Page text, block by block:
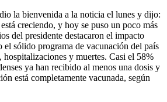
la bienvenida a la noticia el lunes y dijo:
creciendo, y hoy se puso un poco más
del presidente destacaron el impacto
el sólido programa de vacunación del país
hospitalizaciones y muertes. Casi el 58%
ya han recibido al menos una dosis y
está completamente vacunada, según